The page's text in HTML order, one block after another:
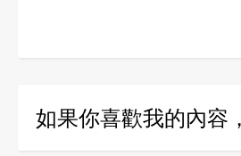
如果你喜歡我的內容